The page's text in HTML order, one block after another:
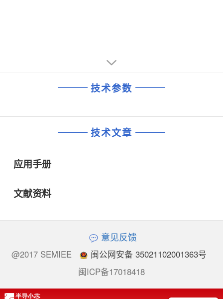
技术参数
技术文章
应用手册
文献资料
意见反馈
@2017 SEMIEE
闽公网安备 35021102001363号
闽ICP备17018418